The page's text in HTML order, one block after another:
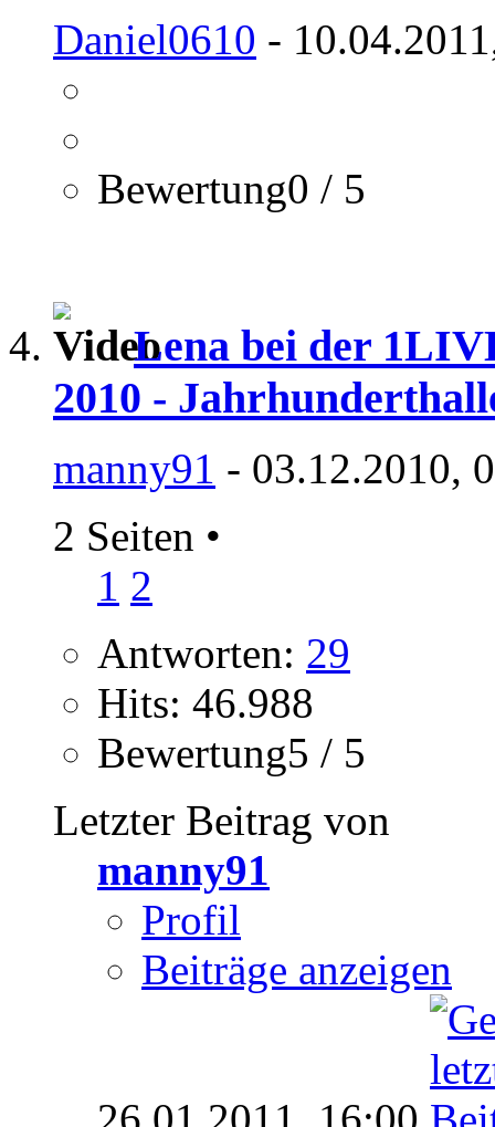
Daniel0610 -
Bewertung0 / 5
Lena bei der
2010 -
manny91 - 03.12.2010,
2 Seiten •
1 2
Antworten: 29
Hits: 46.988
Bewertung5 / 5
Letzter Beitrag von
manny91
Profil
Beiträge anzeigen